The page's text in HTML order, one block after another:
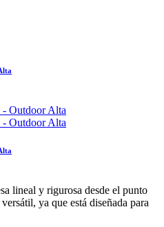
lineal y rigurosa desde el punto
ya que está diseñada para